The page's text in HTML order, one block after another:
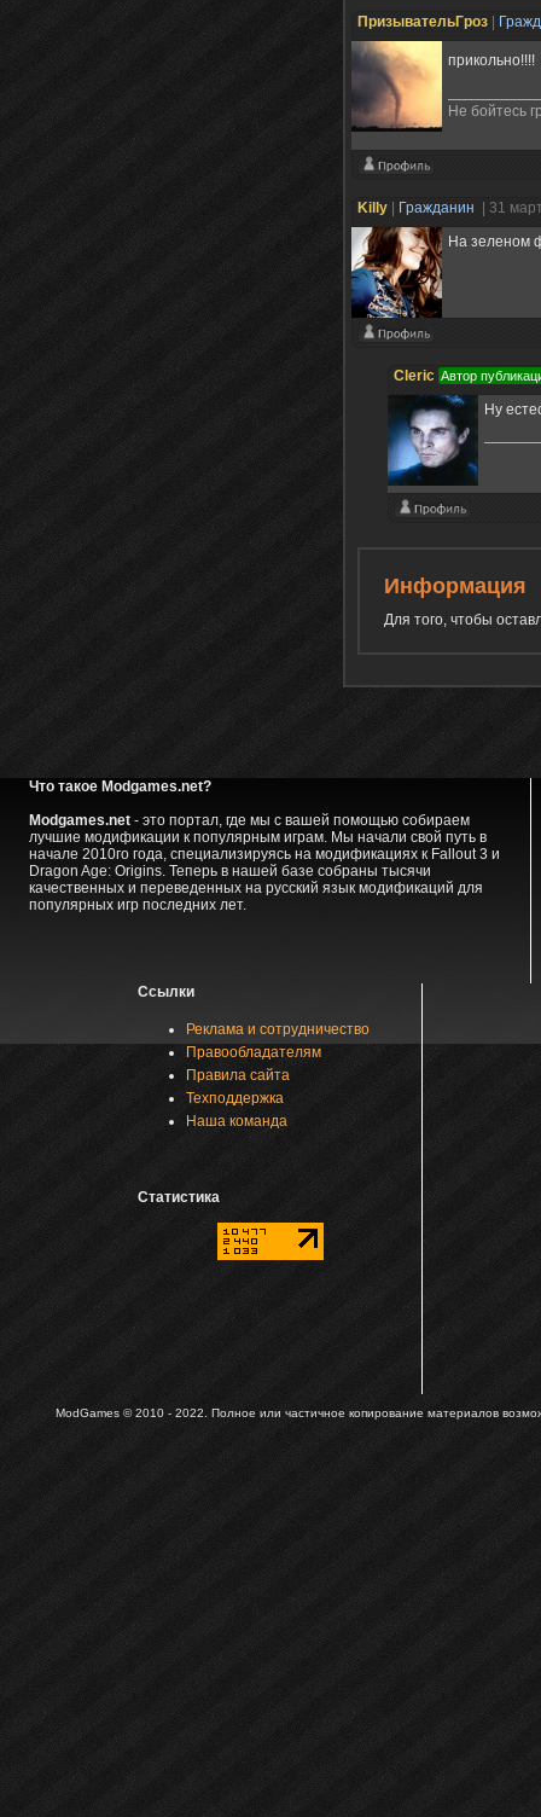
ПризывательГроз
прикольно!!!!
Не бойтесь
Killy Гражданин
| 31
На зеленом
Cleric Автор
Ну
Информация
Для того, чтобы
Что такое Modgames.net?
Modgames.net- это портал, где мы с вашей помощью собираем
лучшие модификации к популярным играм. Мы начали свой путь в
начале 2010го года, специализируясь на модификациях к Fallout 3 и
Dragon Age: Origins. Теперь в нашей базе собраны тысячи
качественных и переведенных на русский язык модификаций для
популярных игр последних лет.
Ссылки
Реклама и сотрудничество
Правообладателям
Правила сайта
Техподдержка
Наша команда
Статистика
ModGames © 2010 - 2022. Полное или частичное копирование материалов